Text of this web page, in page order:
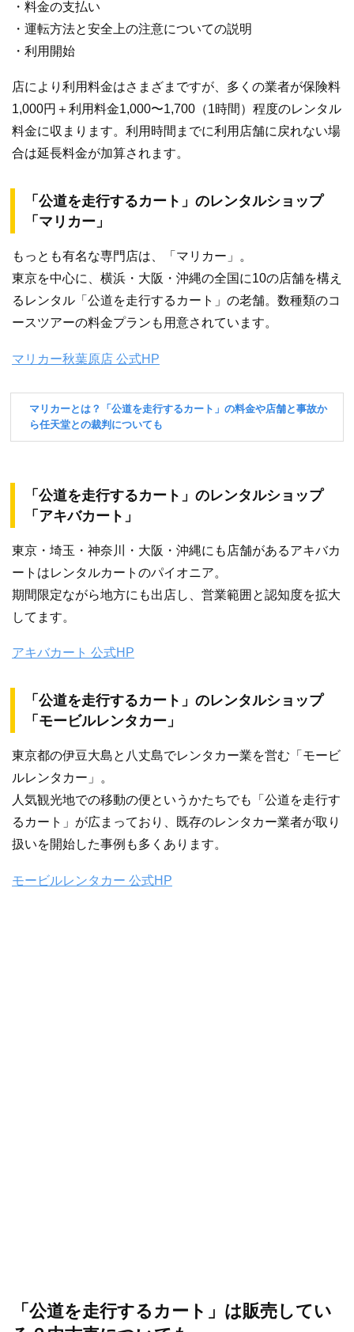
・料金の支払い
・運転方法と安全上の注意についての説明
・利用開始
店により利用料金はさまざまですが、多くの業者が保険料
1,000円＋利用料金1,000〜1,700（1時間）程度のレンタル
料金に収まります。利用時間までに利用店舗に戻れない場
合は延長料金が加算されます。
「公道を走行するカート」のレンタルショップ
「マリカー」
もっとも有名な専門店は、「マリカー」。
東京を中心に、横浜・大阪・沖縄の全国に10の店舗を構え
るレンタル「公道を走行するカート」の老舗。数種類のコ
ースツアーの料金プランも用意されています。
マリカー秋葉原店 公式HP
「公道を走行するカート」のレンタルショップ
「アキバカート」
東京・埼玉・神奈川・大阪・沖縄にも店舗があるアキバカ
ートはレンタルカートのパイオニア。
期間限定ながら地方にも出店し、営業範囲と認知度を拡大
してます。
アキバカート 公式HP
「公道を走行するカート」のレンタルショップ
「モービルレンタカー」
東京都の伊豆大島と八丈島でレンタカー業を営む「モービ
ルレンタカー」。
人気観光地での移動の便というかたちでも「公道を走行す
るカート」が広まっており、既存のレンタカー業者が取り
扱いを開始した事例も多くあります。
モービルレンタカー 公式HP
「公道を走行するカート」は販売してい